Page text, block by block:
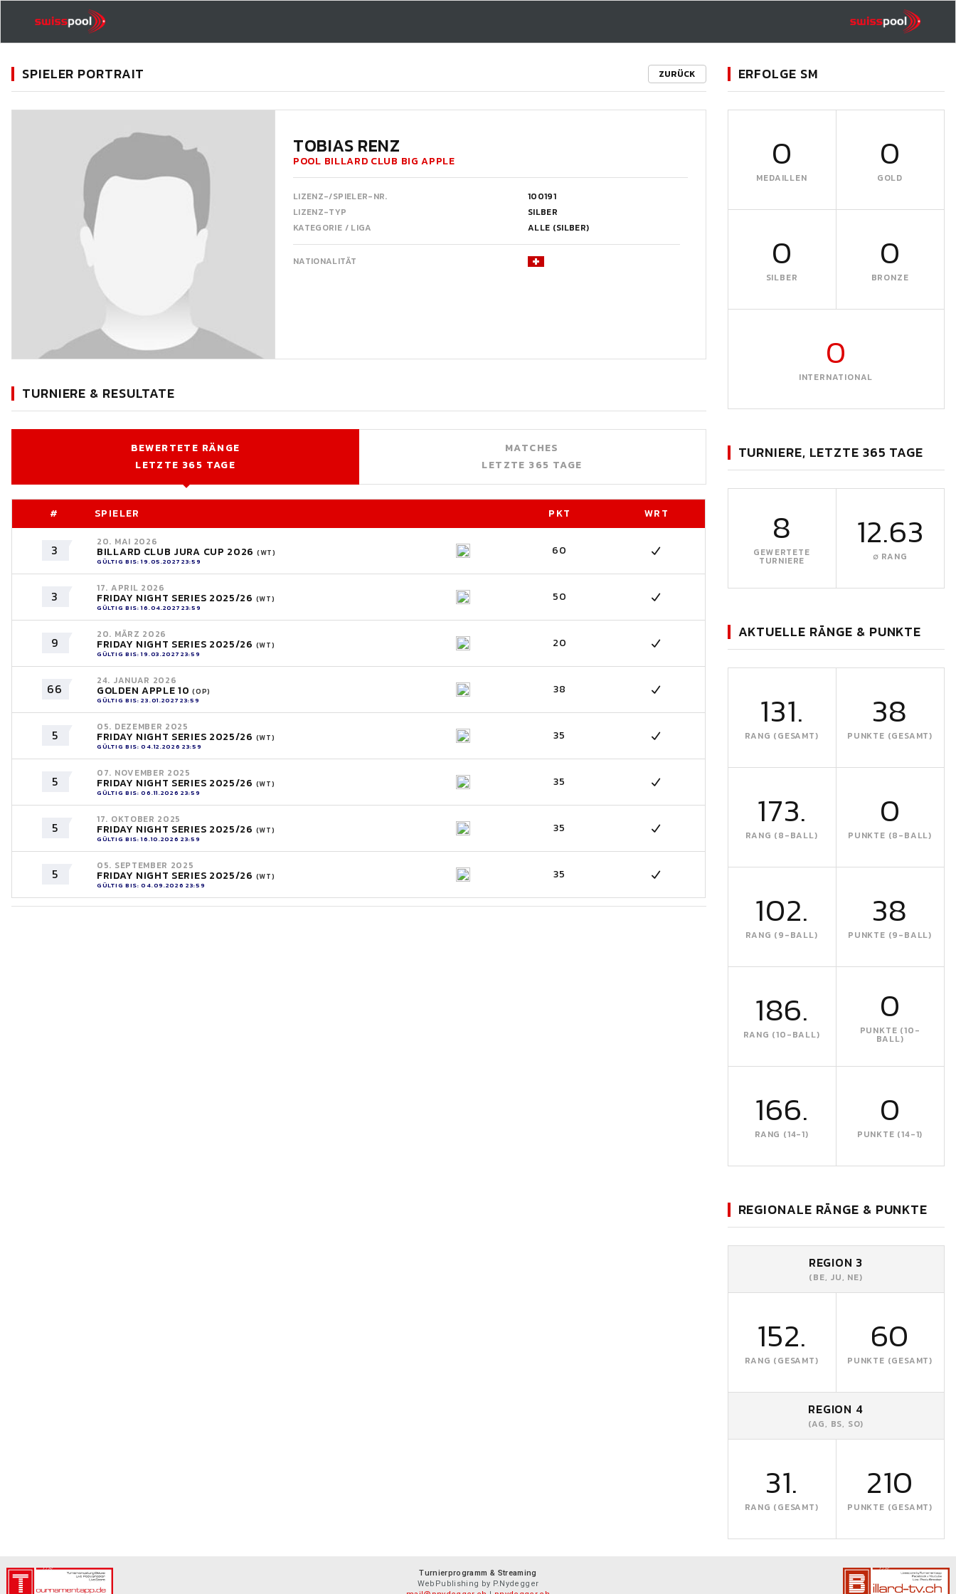
SPIELER PORTRAIT ZURÜCK
TOBIAS RENZ
POOL BILLARD CLUB BIG APPLE
LIZENZ-/SPIELER-NR.
100191
LIZENZ-TYP
SILBER
KATEGORIE / LIGA
ALLE (SILBER)
NATIONALITÄT
TURNIERE & RESULTATE
BEWERTETE RÄNGE
LETZTE 365 TAGE
MATCHES
LETZTE 365 TAGE
# SPIELER PKT WRT
3
20. MAI 2026
BILLARD CLUB JURA CUP 2026 (WT)
GÜLTIG BIS: 19.05.2027 23:59
60
3
17. APRIL 2026
FRIDAY NIGHT SERIES 2025/26 (WT)
GÜLTIG BIS: 16.04.2027 23:59
50
9
20. MÄRZ 2026
FRIDAY NIGHT SERIES 2025/26 (WT)
GÜLTIG BIS: 19.03.2027 23:59
20
66
24. JANUAR 2026
GOLDEN APPLE 10(OP)
GÜLTIG BIS: 23.01.2027 23:59
38
5
05. DEZEMBER 2025
FRIDAY NIGHT SERIES 2025/26 (WT)
GÜLTIG BIS: 04.12.2026 23:59
35
5
07. NOVEMBER 2025
FRIDAY NIGHT SERIES 2025/26 (WT)
GÜLTIG BIS: 06.11.2026 23:59
35
5
17. OKTOBER 2025
FRIDAY NIGHT SERIES 2025/26 (WT)
GÜLTIG BIS: 16.10.2026 23:59
35
5
05. SEPTEMBER 2025
FRIDAY NIGHT SERIES 2025/26 (WT)
GÜLTIG BIS: 04.09.2026 23:59
35
ERFOLGE SM
0
MEDAILLEN
0
GOLD
0
SILBER
0
BRONZE
0
INTERNATIONAL
TURNIERE, LETZTE 365 TAGE
8
GEWERTETE
TURNIERE
12.63
∅ RANG
AKTUELLE RÄNGE & PUNKTE
131.
RANG (GESAMT)
38
PUNKTE (GESAMT)
173.
RANG (8-BALL)
0
PUNKTE (8-BALL)
102.
RANG (9-BALL)
38
PUNKTE (9-BALL)
186.
RANG (10-BALL)
0
PUNKTE (10-
BALL)
166.
RANG (14-1)
0
PUNKTE (14-1)
REGIONALE RÄNGE & PUNKTE
REGION 3
(BE, JU, NE)
152.
RANG (GESAMT)
60
PUNKTE (GESAMT)
REGION 4
(AG, BS, SO)
31.
RANG (GESAMT)
210
PUNKTE (GESAMT)
Turnierprogramm & Streaming
WebPublishing by P.Nydegger